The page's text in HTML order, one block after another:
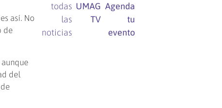
así. No
de
del
todas
las
noticias
UMAG
TV
Agenda
tu
evento